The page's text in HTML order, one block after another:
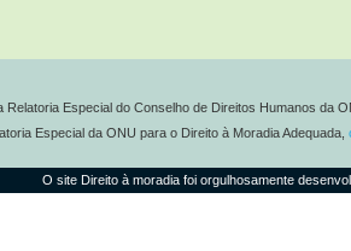
Relatoria Especial do Conselho de Direitos Humanos da
Especial da ONU para o Direito à Moradia Adequada,
O site Direito à moradia foi orgulhosamente